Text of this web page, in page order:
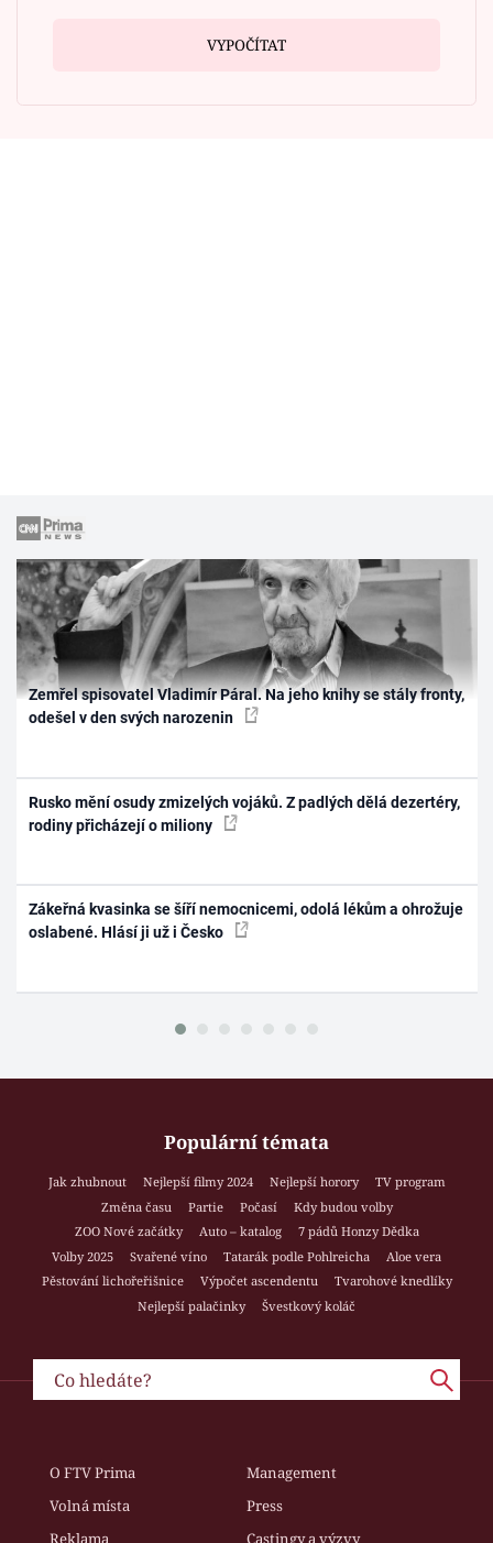
VYPOČÍTAT
Zemřel spisovatel Vladimír Páral. Na jeho knihy se stály fronty,
odešel v den svých narozenin
Rusko mění osudy zmizelých vojáků. Z padlých dělá dezertéry,
rodiny přicházejí o miliony
Zákeřná kvasinka se šíří nemocnicemi, odolá lékům a ohrožuje
oslabené. Hlásí ji už i Česko
Populární témata
Jak zhubnout Nejlepší filmy 2024 Nejlepší horory
TV program
Změna času
Partie Počasí
Kdy budou volby
ZOO Nové začátky
Auto – katalog
7 pádů Honzy Dědka
Volby 2025
Svařené víno Tatarák podle Pohlreicha
Aloe vera
Pěstování lichořeřišnice
Výpočet ascendentu
Tvarohové knedlíky
Nejlepší palačinky
Švestkový koláč
O FTV Prima
Management
Volná místa
Press
Reklama
Castingy a výzvy